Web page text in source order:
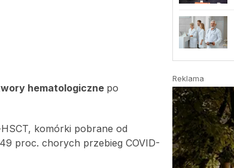
hematologiczne po
komórki pobrane od
proc. chorych przebieg COVID-
Reklama